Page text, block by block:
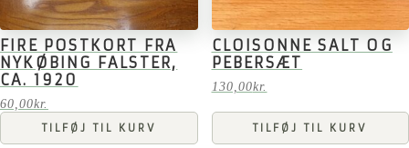
FIRE POSTKORT FRA
NYKØBING FALSTER,
CA. 1920
60,00kr.
TILFØJ TIL KURV
CLOISONNE SALT OG
PEBERSÆT
130,00kr.
TILFØJ TIL KURV